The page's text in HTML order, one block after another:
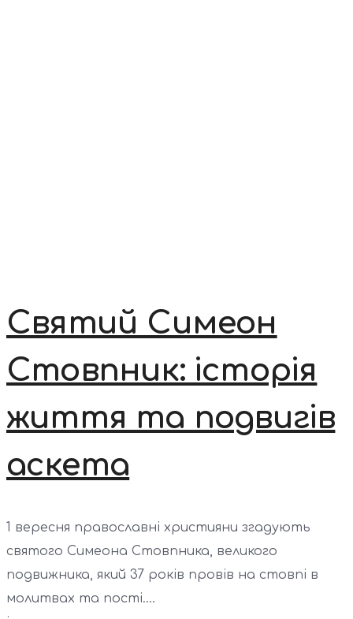
Святий Симеон
Стовпник: історія
життя та подвигів
аскета
1 вересня православні християни згадують
святого Симеона Стовпника, великого
подвижника, який 37 років провів на стовпі в
молитвах та пості....